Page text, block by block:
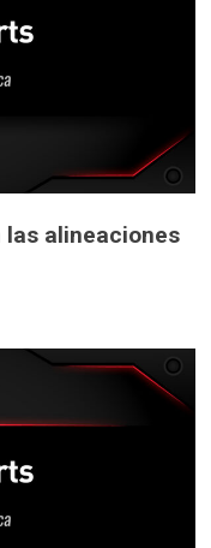
las alineaciones